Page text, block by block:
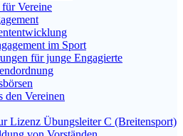
Vereine
im Sport
für junge Engagierte
den Vereinen
Lizenz Übungsleiter C (Breitensport)